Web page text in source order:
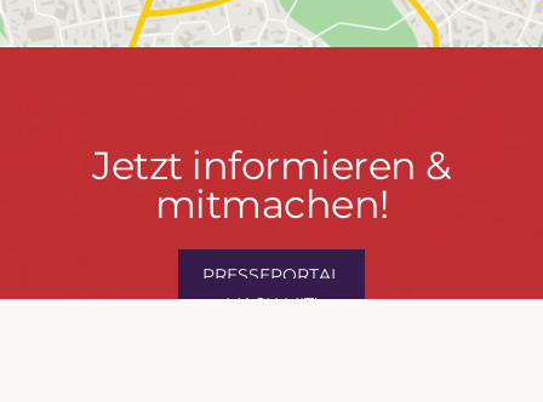
Jetzt
informieren
mitmachen!
Jetzt informieren &
mitmachen!
PRESSEPORTAL
MACH MIT!